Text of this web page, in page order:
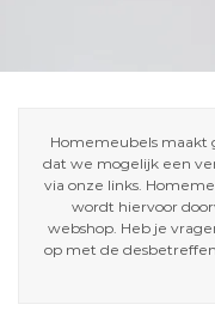
Homemeubels maakt
dat we mogelijk een
via onze links.
wordt hiervoor
webshop. Heb je
op met de